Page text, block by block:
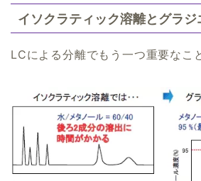
イソクラティック溶離とグラジ
LCによる分離でもう一つ重要なこ